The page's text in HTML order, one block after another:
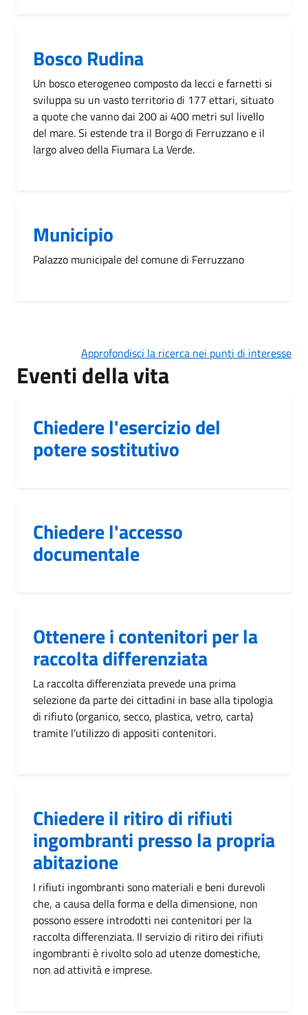
Bosco Rudina
Un bosco eterogeneo composto da lecci e farnetti si
sviluppa su un vasto territorio di 177 ettari, situato
a quote che vanno dai 200 ai 400 metri sul livello
del mare. Si estende tra il Borgo di Ferruzzano e il
largo alveo della Fiumara La Verde.
Municipio
Palazzo municipale del comune di Ferruzzano
Approfondisci la ricerca nei punti di interesse
Eventi della vita
Chiedere l'esercizio del
potere sostitutivo
Chiedere l'accesso
documentale
Ottenere i contenitori per la
raccolta differenziata
La raccolta differenziata prevede una prima
selezione da parte dei cittadini in base alla tipologia
di rifiuto (organico, secco, plastica, vetro, carta)
tramite l’utilizzo di appositi contenitori.
Chiedere il ritiro di rifiuti
ingombranti presso la propria
abitazione
I rifiuti ingombranti sono materiali e beni durevoli
che, a causa della forma e della dimensione, non
possono essere introdotti nei contenitori per la
raccolta differenziata. Il servizio di ritiro dei rifiuti
ingombranti è rivolto solo ad utenze domestiche,
non ad attività e imprese.